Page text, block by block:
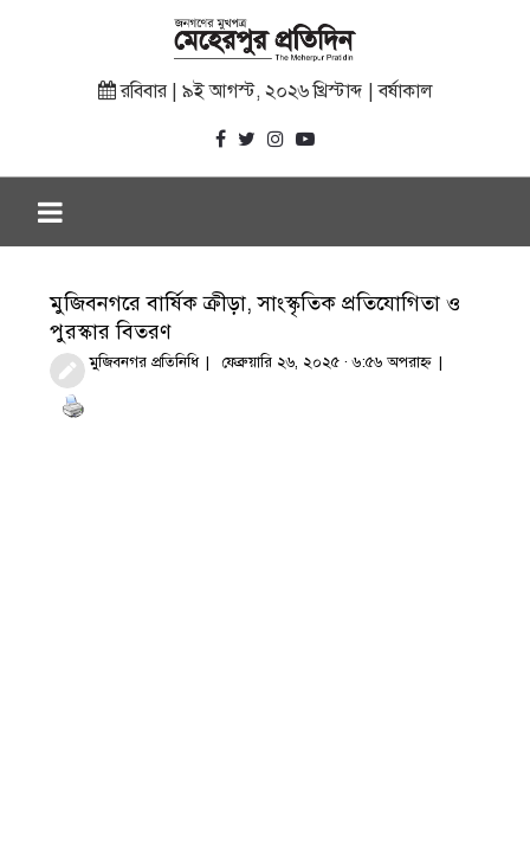
রবিবার | ৯ই আগস্ট, ২০২৬ খ্রিস্টাব্দ | বর্ষাকাল
মুজিবনগরে বার্ষিক ক্রীড়া, সাংস্কৃতিক প্রতিযোগিতা ও
পুরস্কার বিতরণ
মুজিবনগর প্রতিনিধি ফেব্রুয়ারি ২৬, ২০২৫ · ৬:৫৬ অপরাহ্ণ